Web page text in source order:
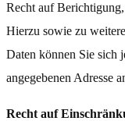
Recht auf
Hierzu sowie zu
Daten können Sie sich
angegebenen Adresse
Recht auf